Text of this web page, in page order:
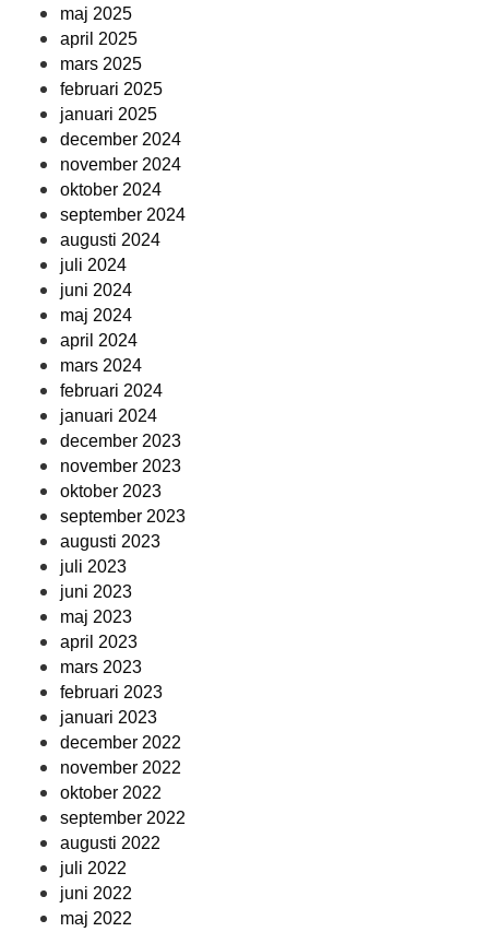
maj 2025
april 2025
mars 2025
februari 2025
januari 2025
december 2024
november 2024
oktober 2024
september 2024
augusti 2024
juli 2024
juni 2024
maj 2024
april 2024
mars 2024
februari 2024
januari 2024
december 2023
november 2023
oktober 2023
september 2023
augusti 2023
juli 2023
juni 2023
maj 2023
april 2023
mars 2023
februari 2023
januari 2023
december 2022
november 2022
oktober 2022
september 2022
augusti 2022
juli 2022
juni 2022
maj 2022